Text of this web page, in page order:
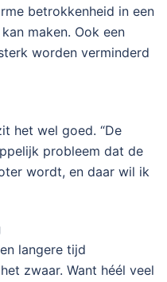
betrokkenheid in een
maken. Ook een
worden verminderd
het wel goed. “De
probleem dat de
wordt, en daar wil ik
langere tijd
zwaar. Want héél veel